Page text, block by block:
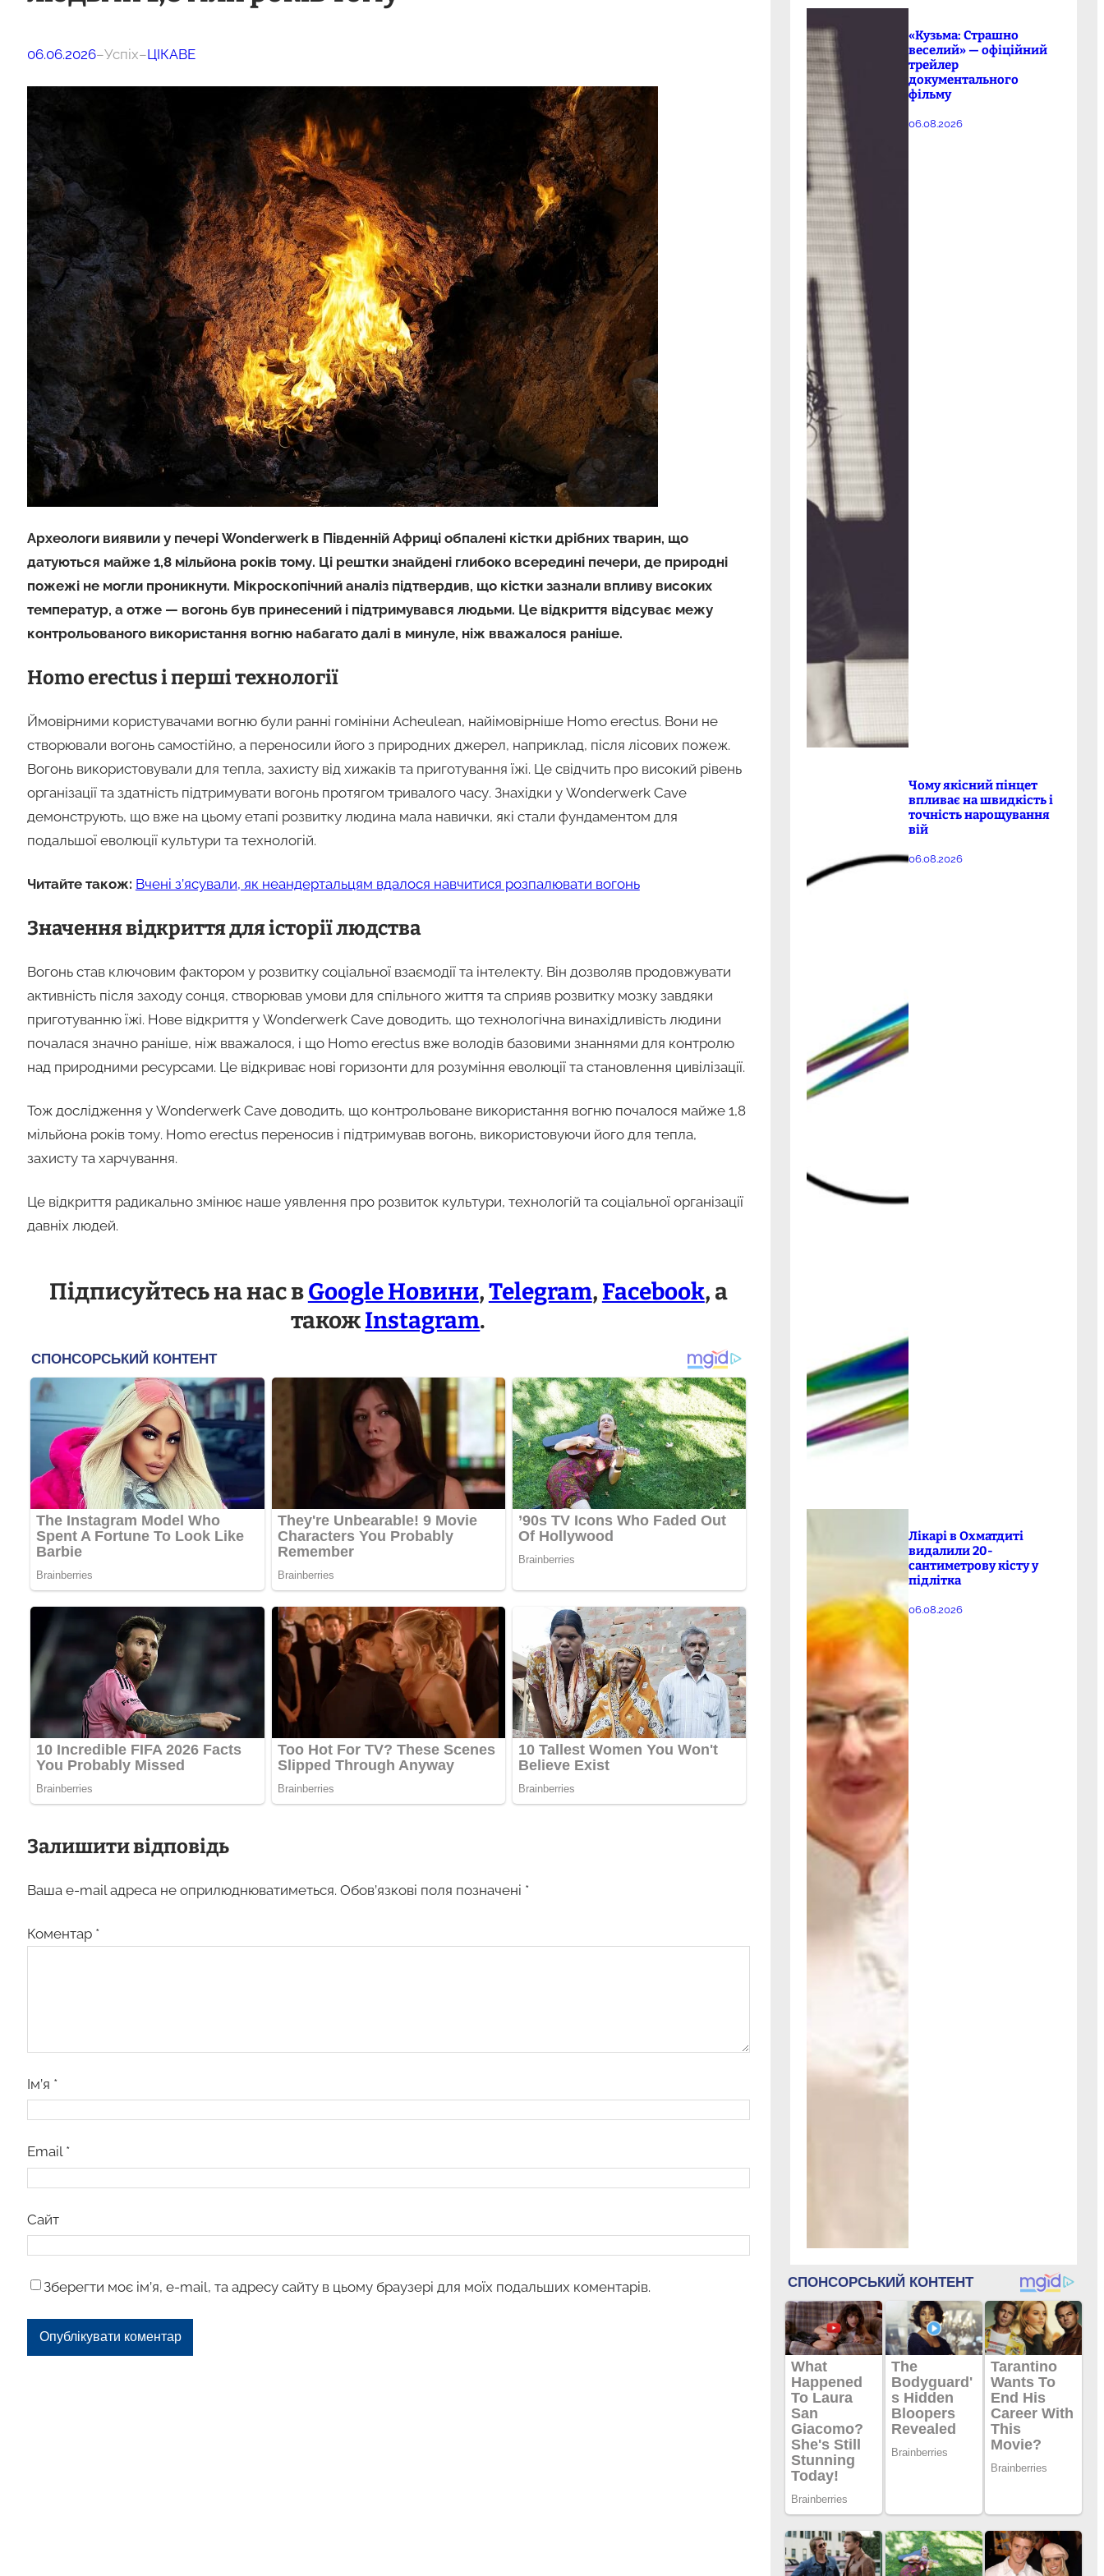
06.06.2026–Успіх–ЦІКАВЕ
Археологи виявили у печері Wonderwerk в Південній Африці обпалені кістки дрібних тварин, що
датуються майже 1,8 мільйона років тому. Ці рештки знайдені глибоко всередині печери, де природні
пожежі не могли проникнути. Мікроскопічний аналіз підтвердив, що кістки зазнали впливу високих
температур, а отже — вогонь був принесений і підтримувався людьми. Це відкриття відсуває межу
контрольованого використання вогню набагато далі в минуле, ніж вважалося раніше.
Homo erectus і перші технології
Ймовірними користувачами вогню були ранні гомініни Acheulean, найімовірніше Homo erectus. Вони не
створювали вогонь самостійно, а переносили його з природних джерел, наприклад, після лісових пожеж.
Вогонь використовували для тепла, захисту від хижаків та приготування їжі. Це свідчить про високий рівень
організації та здатність підтримувати вогонь протягом тривалого часу. Знахідки у Wonderwerk Cave
демонструють, що вже на цьому етапі розвитку людина мала навички, які стали фундаментом для
подальшої еволюції культури та технологій.
Читайте також: Вчені з’ясували, як неандертальцям вдалося навчитися розпалювати вогонь
Значення відкриття для історії людства
Вогонь став ключовим фактором у розвитку соціальної взаємодії та інтелекту. Він дозволяв продовжувати
активність після заходу сонця, створював умови для спільного життя та сприяв розвитку мозку завдяки
приготуванню їжі. Нове відкриття у Wonderwerk Cave доводить, що технологічна винахідливість людини
почалася значно раніше, ніж вважалося, і що Homo erectus вже володів базовими знаннями для контролю
над природними ресурсами. Це відкриває нові горизонти для розуміння еволюції та становлення цивілізації.
Тож дослідження у Wonderwerk Cave доводить, що контрольоване використання вогню почалося майже 1,8
мільйона років тому. Homo erectus переносив і підтримував вогонь, використовуючи його для тепла,
захисту та харчування.
Це відкриття радикально змінює наше уявлення про розвиток культури, технологій та соціальної організації
давніх людей.
Підписуйтесь на нас вGoogle Новини,Telegram, Facebook, а
такожInstagram.
Залишити відповідь
Ваша e-mail адреса не оприлюднюватиметься. Обов’язкові поля позначені *
Коментар *
Ім’я *
Email *
Сайт
Зберегти моє ім’я, e-mail, та адресу сайту в цьому браузері для моїх подальших коментарів.
«Кузьма: Страшно
веселий» — офіційний
трейлер
документального
фільму
06.08.2026
Чому якісний пінцет
впливає на швидкість і
точність нарощування
вій
06.08.2026
Лікарі в Охматдиті
видалили 20-
сантиметрову кісту у
підлітка
06.08.2026